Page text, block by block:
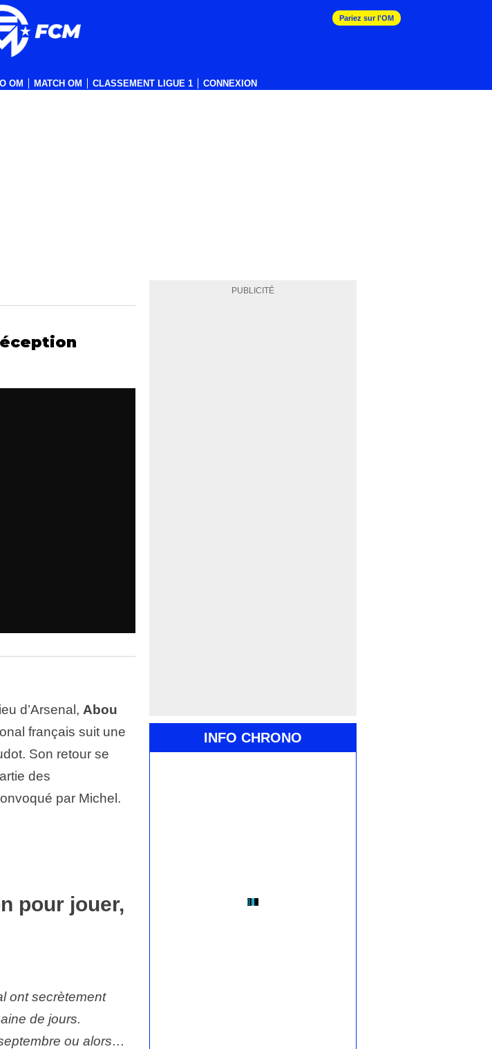
OM MATCH OM CLASSEMENT LIGUE 1 CONNEXION
Pariez sur l'OM
PUBLICITÉ
INFO CHRONO
d’Arsenal, Abou
français suit une
Son retour se
des
par Michel.
pour jouer,
ont secrètement
de jours.
ou alors…